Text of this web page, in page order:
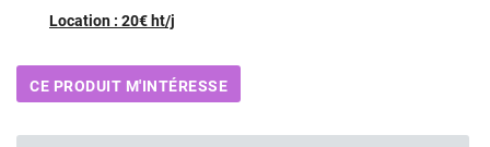
ACCUEIL
ÉVÉNEMENTIELLES 06 60 74 08
Location : 20€ ht/j
CE PRODUIT M'INTÉRESSE